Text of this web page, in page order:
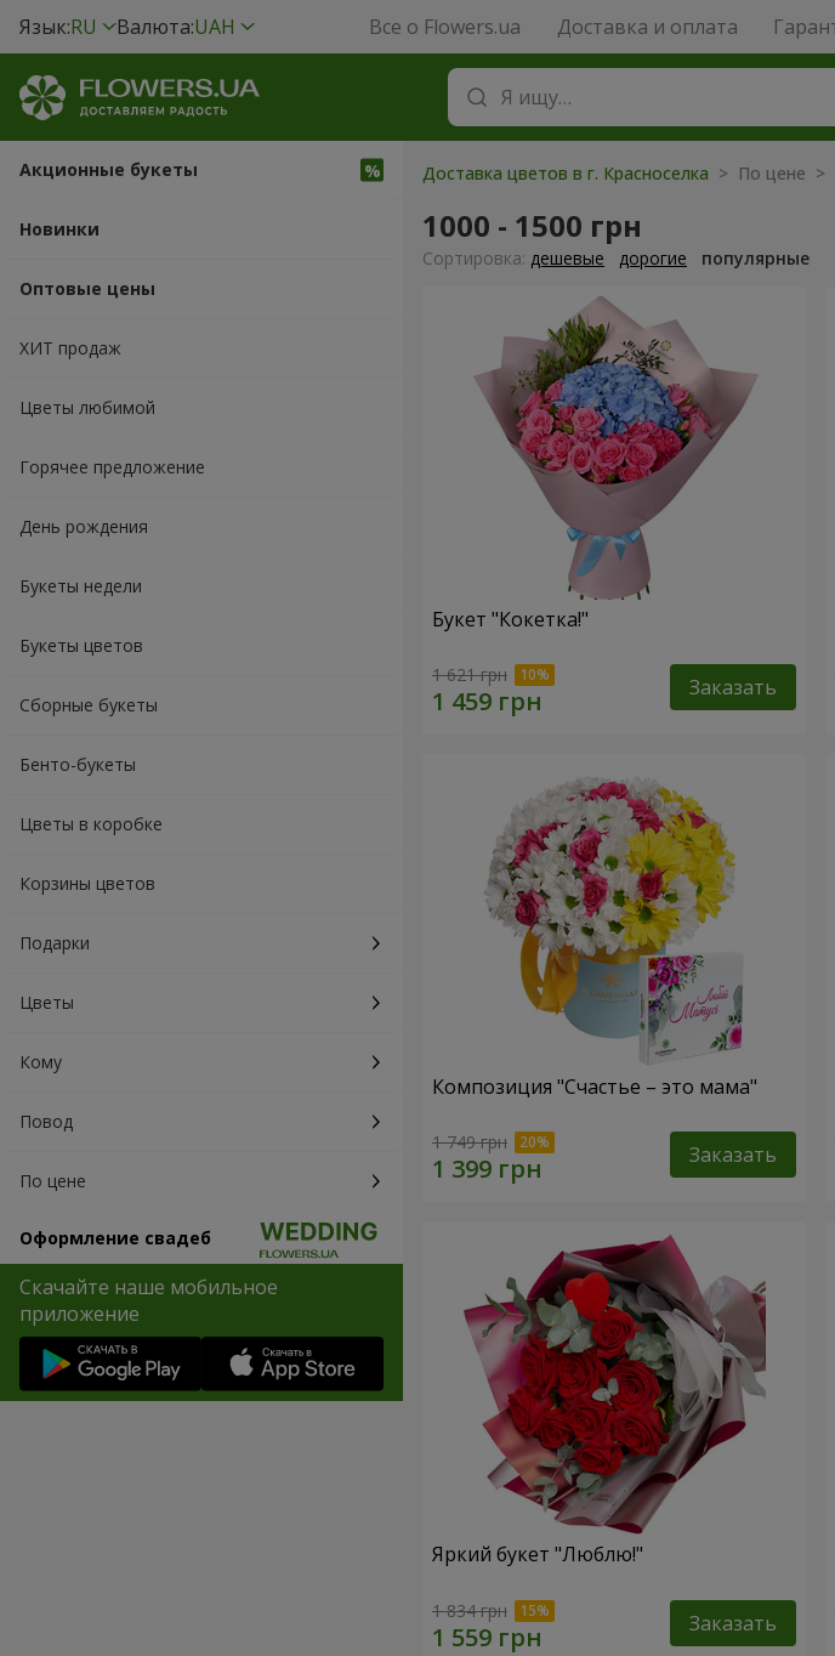
Язык:RU Валюта:UAH Все о Flowers.ua Доставка и оплата
Акционные букеты
Новинки
Оптовые цены
ХИТ продаж
Цветы любимой
Горячее предложение
День рождения
Букеты недели
Букеты цветов
Сборные букеты
Бенто-букеты
Цветы в коробке
Корзины цветов
Подарки
Цветы
Кому
Повод
По цене
Оформление свадеб
Скачайте наше мобильное
приложение
Доставка цветов в г. Красноселка > По цене >
1000 - 1500 грн
Cортировка: дешевые дорогие популярные
Букет "Кокетка!"
1 621 грн Заказать
Композиция "Счастье – это мама"
1 749 грн Заказать
Яркий букет "Люблю!"
1 834 грн Заказать